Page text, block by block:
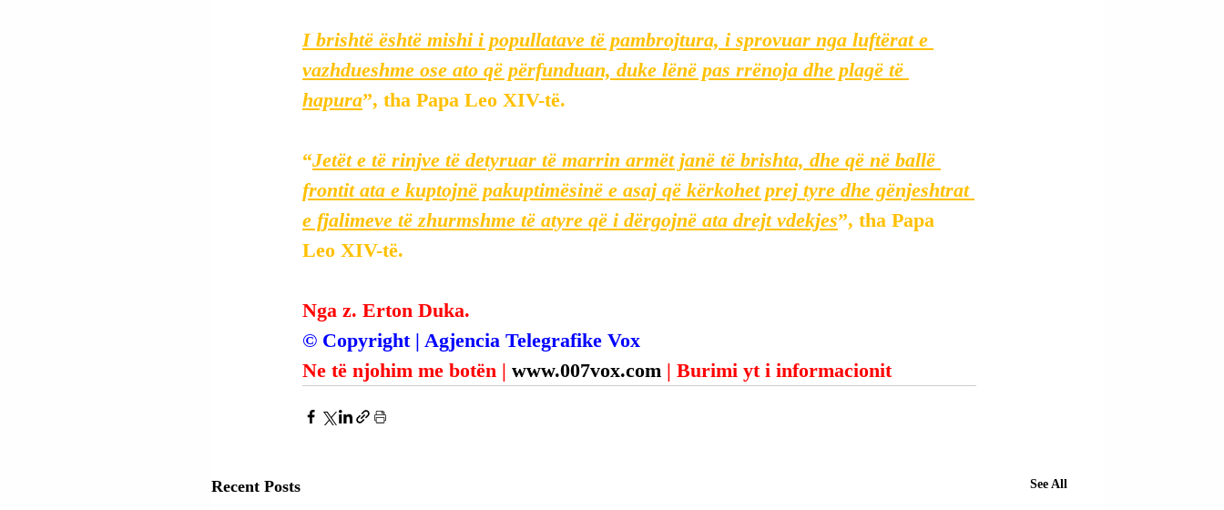
I brishtë është mishi i popullatave të pambrojtura, i sprovuar nga luftërat e
vazhdueshme ose ato që përfunduan, duke lënë pas rrënoja dhe plagë të
hapura”, tha Papa Leo XIV-të.
“Jetët e të rinjve të detyruar të marrin armët janë të brishta, dhe që në ballë
frontit ata e kuptojnë pakuptimësinë e asaj që kërkohet prej tyre dhe gënjeshtrat
e fjalimeve të zhurmshme të atyre që i dërgojnë ata drejt vdekjes”, tha Papa
Leo XIV-të.
Nga z. Erton Duka.
© Copyright | Agjencia Telegrafike Vox
Ne të njohim me botën | www.007vox.com | Burimi yt i informacionit
Recent Posts See All